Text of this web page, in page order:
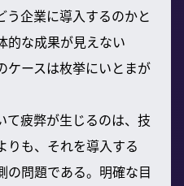
う企業に導入するのかと
的な成果が見えない
ケースは枚挙にいとまが
て疲弊が生じるのは、技
りも、それを導入する
の問題である。明確な目